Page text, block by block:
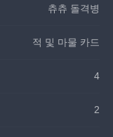
츄츄 돌격병
적 및 마물 카드
4
2